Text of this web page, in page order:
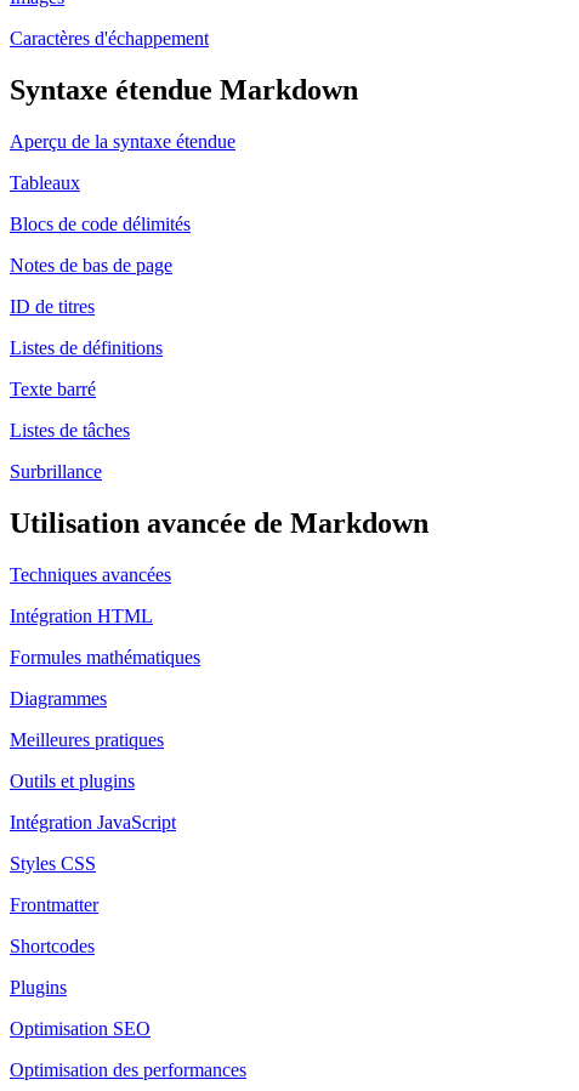
Caractères d'échappement
Syntaxe étendue Markdown
Aperçu de la syntaxe étendue
Tableaux
Blocs de code délimités
Notes de bas de page
ID de titres
Listes de définitions
Texte barré
Listes de tâches
Surbrillance
Utilisation avancée de Markdown
Techniques avancées
Intégration HTML
Formules mathématiques
Diagrammes
Meilleures pratiques
Outils et plugins
Intégration JavaScript
Styles CSS
Frontmatter
Shortcodes
Plugins
Optimisation SEO
Optimisation des performances